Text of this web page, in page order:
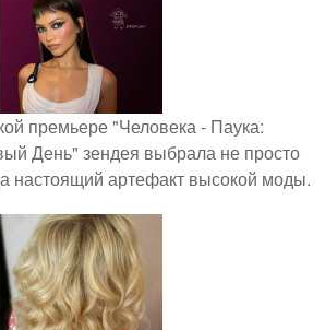
премьере "Человека - Паука:
День" зендея выбрала не просто
настоящий артефакт высокой моды.